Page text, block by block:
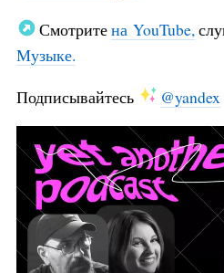
Смотритена YouTube,
Музыке.
Подписывайтесь
@yandex